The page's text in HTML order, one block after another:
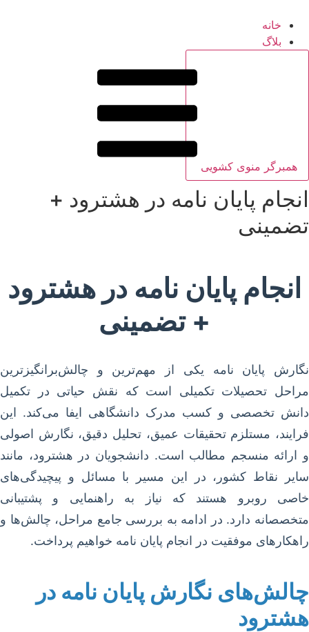
خانه
بلاگ
همبرگر منوی کشویی
انجام پایان نامه در هشترود +
تضمینی
انجام پایان نامه در هشترود
+ تضمینی
نگارش پایان نامه یکی از مهم‌ترین و چالش‌برانگیزترین
مراحل تحصیلات تکمیلی است که نقش حیاتی در تکمیل
دانش تخصصی و کسب مدرک دانشگاهی ایفا می‌کند. این
فرایند، مستلزم تحقیقات عمیق، تحلیل دقیق، نگارش اصولی
و ارائه منسجم مطالب است. دانشجویان در هشترود، مانند
سایر نقاط کشور، در این مسیر با مسائل و پیچیدگی‌های
خاصی روبرو هستند که نیاز به راهنمایی و پشتیبانی
متخصصانه دارد. در ادامه به بررسی جامع مراحل، چالش‌ها و
راهکارهای موفقیت در انجام پایان نامه خواهیم پرداخت.
چالش‌های نگارش پایان نامه در
هشترود